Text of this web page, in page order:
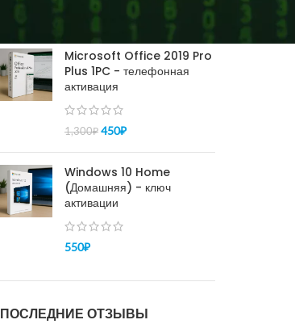
–
Microsoft Office 2019 Pro
Plus 1PC - телефонная
активация
1,300₽ 450₽
Windows 10 Home
(Домашняя) - ключ
активации
550₽
ПОСЛЕДНИЕ ОТЗЫВЫ